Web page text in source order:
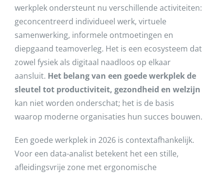
werkplek ondersteunt nu verschillende activiteiten:
geconcentreerd individueel werk, virtuele
samenwerking, informele ontmoetingen en
diepgaand teamoverleg. Het is een ecosysteem dat
zowel fysiek als digitaal naadloos op elkaar
aansluit. Het belang van een goede werkplek de
sleutel tot productiviteit, gezondheid en welzijn
kan niet worden onderschat; het is de basis
waarop moderne organisaties hun succes bouwen.
Een goede werkplek in 2026 is contextafhankelijk.
Voor een data-analist betekent het een stille,
afleidingsvrije zone met ergonomische